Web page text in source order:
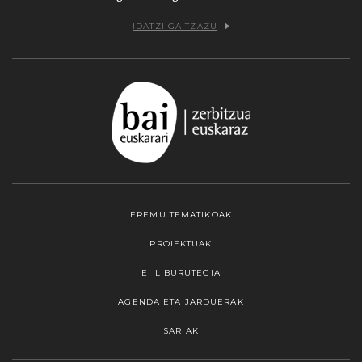
IDATZI GAITZAZU
EREMU TEMATIKOAK
PROIEKTUAK
EI LIBURUTEGIA
AGENDA ETA JARDUERAK
SARIAK